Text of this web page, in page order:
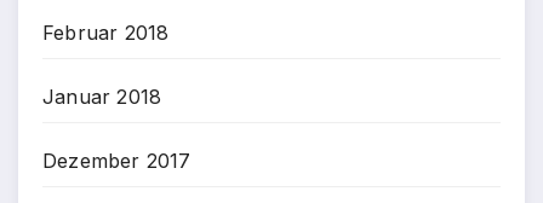
Februar 2018
Januar 2018
Dezember 2017